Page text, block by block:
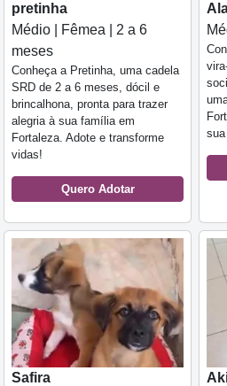
pretinha
Médio | Fêmea | 2 a 6
meses
Conheça a Pretinha, uma cadela
SRD de 2 a 6 meses, dócil e
brincalhona, pronta para trazer
alegria à sua família em
Fortaleza. Adote e transforme
vidas!
Quero Adotar
Safira